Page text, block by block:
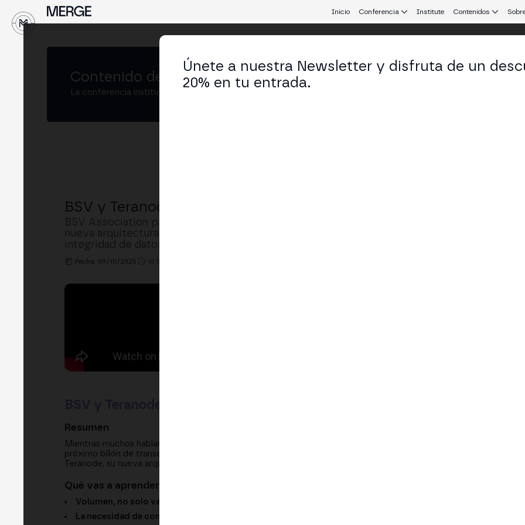
Inicio Conferencia Institute Contenidos
Contenido de MERGE Madrid 25
La conferencia institucional de cripto y Web3 que conecta Europa y Latinoamérica.
BSV y Teranode: Blockchain Escalable para Empresas
Fecha: 09/10/2025
Resumen
Mientras muchos hablan del próximo billón de dólares de valor on-chain, esta ponencia de MERGE Madrid
próximo billón de transacciones. BSV Association explica por qué la adopción empresarial necesita confianza a
Teranode, su nueva arquitectura de red para escalar la blockchain BSV (una versión de Bitcoin) al uso empresarial.
Qué vas a aprender
Volumen, no solo valor:
La necesidad de confianza:
Únete a nuestra Newsletter y disfruta de un
20% en tu entrada.